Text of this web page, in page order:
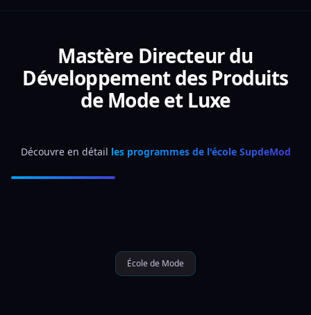
Mastère Directeur du
Développement des Produits
de Mode et Luxe
Découvre en détail les programmes de l'école SupdeMod
École de Mode